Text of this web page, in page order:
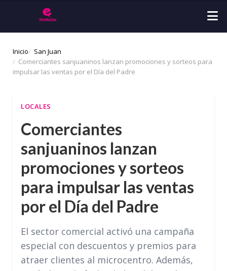
Inicio
San Juan
Comerciantes sanjuaninos lanzan promociones y sorteos para
impulsar las ventas por el Día del Padre
LOCALES
Comerciantes
sanjuaninos lanzan
promociones y sorteos
para impulsar las ventas
por el Día del Padre
El sector comercial activó una campaña
especial con descuentos y premios para
atraer clientes al microcentro. Además,